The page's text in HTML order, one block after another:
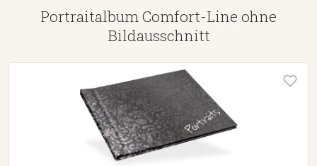
Portraitalbum Comfort-Line ohne
Bildausschnitt